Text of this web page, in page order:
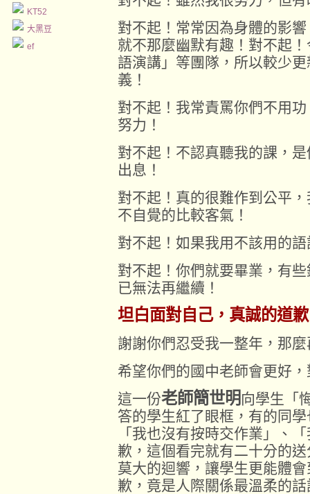
KT52
大黑豆
ef
對不起！常常因為身體的影
就不那麼幽默有趣！對不起
語演講」等團隊，所以較少
義！
對不起！我常責罵你們不用
努力！
對不起！不認真聽我的課，
出息！
對不起！真的很難作到公平
不自覺的比較客氣！
對不起！如果我用不該用的
對不起！你們就要畢業，有
已無法再繼續！
坦白面對自己，真誠的道
謝謝你們忍受我一整年，那
希望你們的國中老師會更好
這一份老師簡世明 向學生「
答的學生紅了眼框，有的同
「我也沒有按時交作業」、
歉，這個看完就有二十分的
莫大的迴響，讓學生更能體
歉，竟是人際關係最溫柔的話